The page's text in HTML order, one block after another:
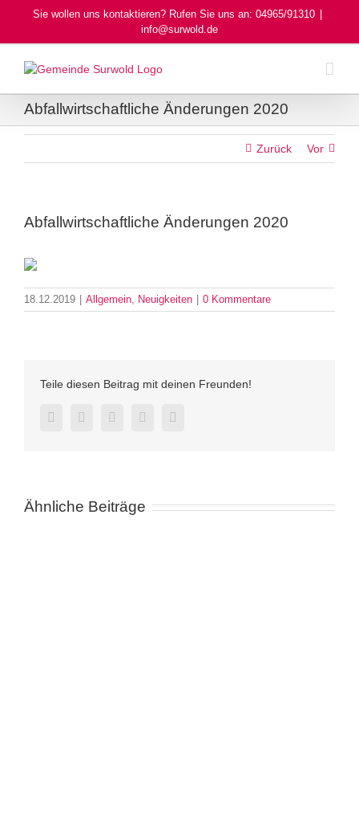
Sie wollen uns kontaktieren? Rufen Sie uns an: 04965/91310
info@surwold.de
Abfallwirtschaftliche Änderungen 2020
Zurück Vor
Abfallwirtschaftliche Änderungen 2020
18.12.2019 | Allgemein Neuigkeiten | 0 Kommentare
Teile diesen Beitrag mit deinen Freunden!
FacebookTwitter LinkedInPinterest
Ähnliche Beiträge